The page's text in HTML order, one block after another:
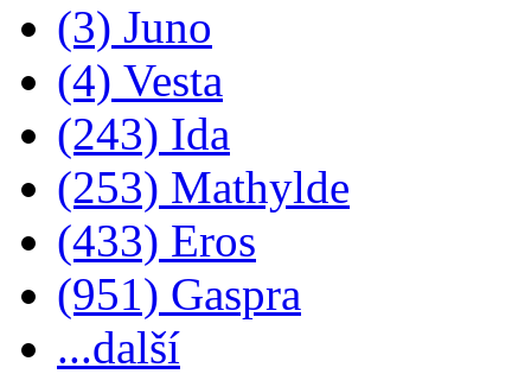
(3) Juno
(4) Vesta
(243) Ida
(253) Mathylde
(433) Eros
(951) Gaspra
...další